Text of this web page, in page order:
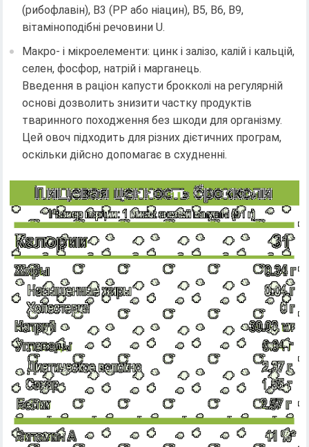
(рибофлавін), B3 (PP або ніацин), B5, B6, B9,
вітаміноподібні речовини U.
Макро- і мікроелементи: цинк і залізо, калій і кальцій,
селен, фосфор, натрій і марганець.
Введення в раціон капусти брокколі на регулярній
основі дозволить знизити частку продуктів
тваринного походження без шкоди для організму.
Цей овоч підходить для різних дієтичних програм,
оскільки дійсно допомагає в схудненні.